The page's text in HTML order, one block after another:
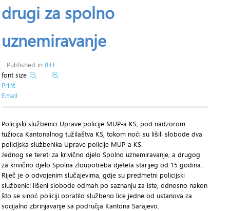
drugi za spolno
uznemiravanje
Published in BiH
font size
Print
Email
Policijski službenici Uprave policije MUP-a KS, pod nadzorom
tužioca Kantonalnog tužilaštva KS, tokom noći su lišili slobode dva
policijska službenika Uprave policije MUP-a KS.
Jednog se tereti za krivično djelo Spolno uznemiravanje, a drugog
za krivično djelo Spolna zloupotreba djeteta starijeg od 15 godina.
Riječ je o odvojenim slučajevima, gdje su predmetni policijski
službenici lišeni slobode odmah po saznanju za iste, odnosno nakon
što se sinoć policiji obratilo službeno lice jedne od ustanova za
socijalno zbrinjavanje sa područja Kantona Sarajevo.